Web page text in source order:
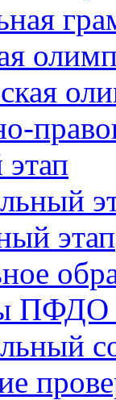
этап
ПФДО